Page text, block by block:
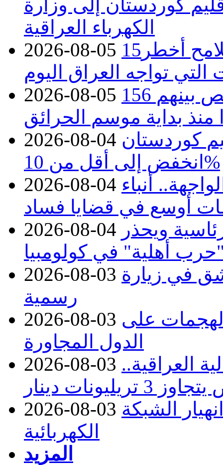
كوردستان إلى وزارة
الكهرباء العراقية
2026-08-05 15كارثة بيئية ومناخية ترسم ملامح أخطر
التي تواجه العراق اليوم
2026-08-05 حرائق فرنسا.. توقيف 402 شخص بينهم 156
منذ بداية موسم الحرائق
2026-08-04 كوردستان
انخفض إلى أقل من 10%
2026-08-04 أنباء
أوسع في قضايا فساد
2026-08-04 ويحذر
أهلية" في كولومبيا
2026-08-03 في زيارة
رسمية
2026-08-03 على
الدول المجاورة
2026-08-03 العراقية..
2026-08-03 الشبكة
الكهربائية
المزيد